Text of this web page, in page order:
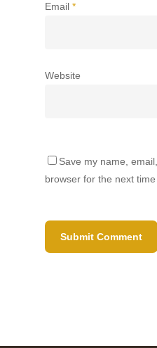
Email *
Website
Save my name,
browser for the next time